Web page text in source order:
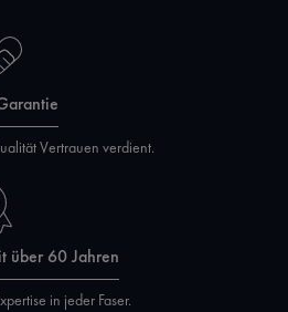
Vertrauen verdient.
über 60 Jahren
in jeder Faser.